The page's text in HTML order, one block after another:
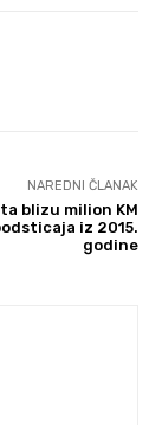
NAREDNI ČLANAK
blizu milion KM
iz 2015.
godine